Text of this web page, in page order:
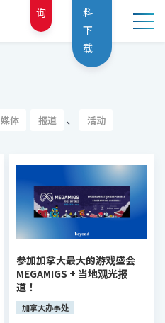
询
料
下
载
媒体 报道 、 活动
参加加拿大最大的游戏盛会
MEGAMIGS + 当地观光报
道！
加拿大办事处